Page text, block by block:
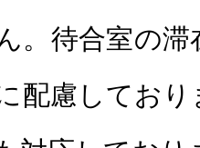
。待合室の滞
配慮しており